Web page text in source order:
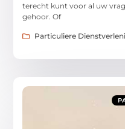
terecht kunt voor al uw
gehoor. Of
Particuliere